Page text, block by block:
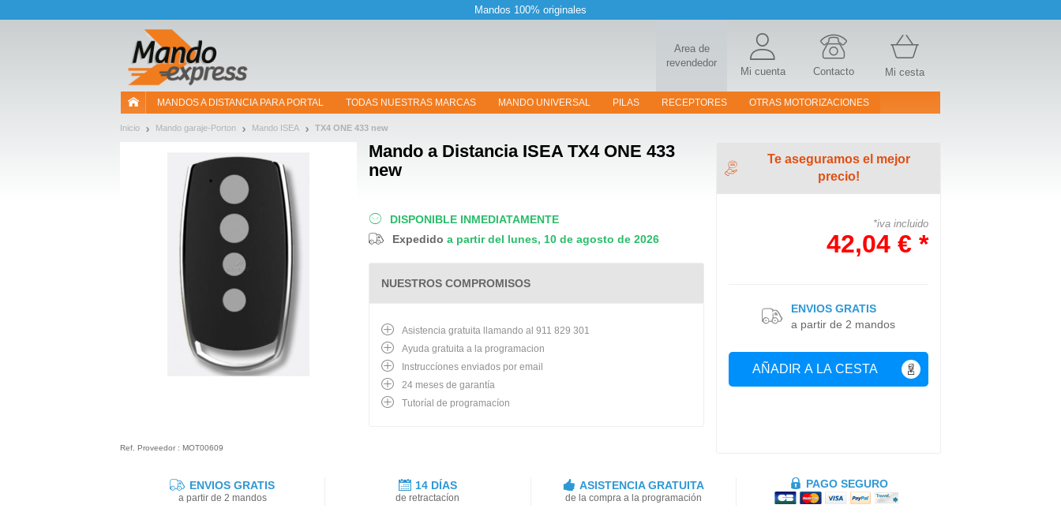
Mandos 100% originales
Area de
revendedor
Mi cuenta Contacto Mi cesta
MANDOS A DISTANCIA PARA PORTAL TODAS NUESTRAS MARCAS MANDO UNIVERSAL PILAS RECEPTORES OTRAS MOTORIZACIONES
Inicio Mando garaje-Porton Mando ISEA TX4 ONE 433 new
Mando a DistanciaISEA TX4 ONE 433
new
DISPONIBLE INMEDIATAMENTE
Expedido a partir del lunes, 10 de agosto de 2026
Te aseguramos el mejor
precio!
*iva incluido
42,04 € *
AÑADIR A LA CESTA
ENVIOS GRATIS
a partir de 2 mandos
Ref. Proveedor : MOT00609
NUESTROS COMPROMISOS
Asistencia gratuita llamando al 911 829 301
Ayuda gratuita a la programacion
Instruccíones enviados por email
24 meses de garantía
Tutoríal de programacíon
ENVIOS GRATIS
a partir de 2 mandos
14 DÍAS
de retractacíon
ASISTENCIA GRATUITA
de la compra a la programación
PAGO SEGURO